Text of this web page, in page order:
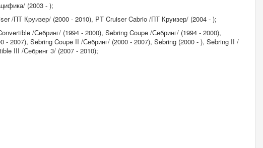
(2003 - );
/ПТ Круизер/ (2000 - 2010), PT Cruiser Cabrio /ПТ Круизер/ (2004 - );
/Себринг/ (1994 - 2000), Sebring Coupe /Себринг/ (1994 - 2000),
- 2007), Sebring Coupe II /Себринг/ (2000 - 2007), Sebring (2000 - ), Sebring II /
III /Себринг 3/ (2007 - 2010);